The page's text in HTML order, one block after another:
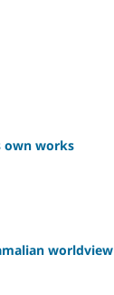
own works
worldview